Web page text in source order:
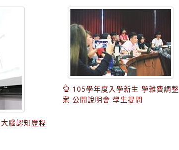
腦認知歷程
105學年度入學新生 學雜費調整
案 公開說明會 學生提問